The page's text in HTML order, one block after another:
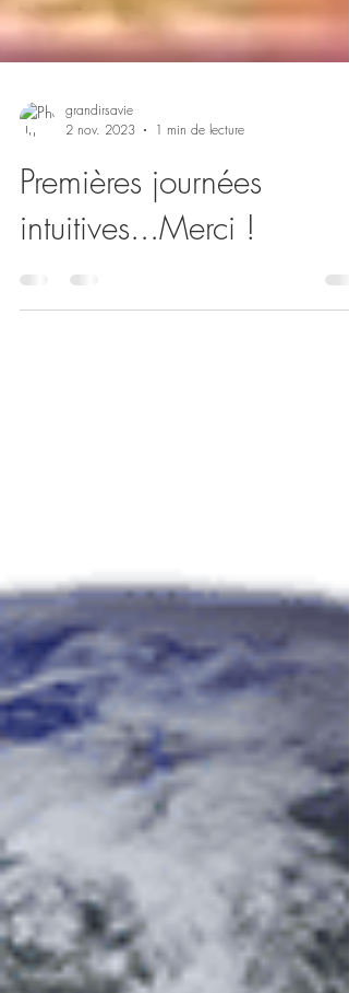
2 nov. 2023
1 min de lecture
Premières journées
intuitives...Merci !